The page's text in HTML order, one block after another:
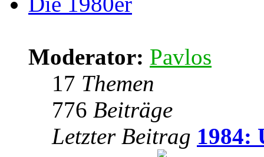
Moderator: Pavlos
17 Themen
776 Beiträge
Letzter Beitrag 1984: